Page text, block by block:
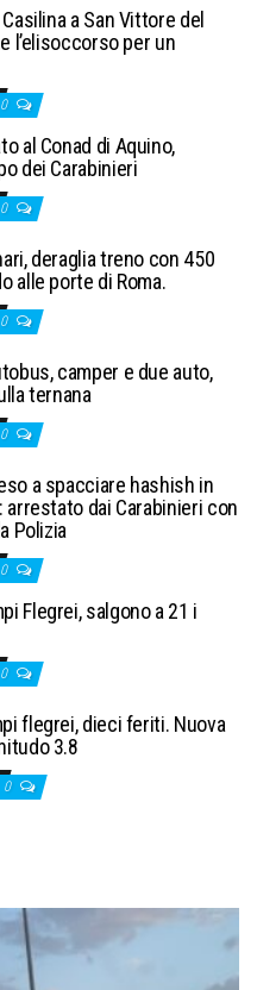
a San Vittore del
l’elisoccorso per un
0
al Conad di Aquino,
dei Carabinieri
0
deraglia treno con 450
alle porte di Roma.
0
camper e due auto,
ternana
0
a spacciare hashish in
arrestato dai Carabinieri con
Polizia
0
Flegrei, salgono a 21 i
0
flegrei, dieci feriti. Nuova
3.8
0